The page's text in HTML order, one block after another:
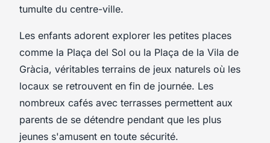
tumulte du centre-ville.
Les enfants adorent explorer les petites places
comme la Plaça del Sol ou la Plaça de la Vila de
Gràcia, véritables terrains de jeux naturels où les
locaux se retrouvent en fin de journée. Les
nombreux cafés avec terrasses permettent aux
parents de se détendre pendant que les plus
jeunes s'amusent en toute sécurité.